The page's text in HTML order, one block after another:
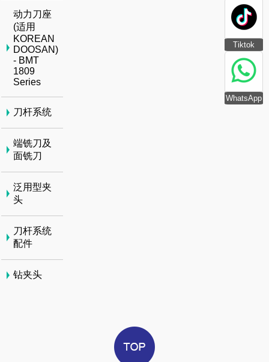
Tiktok
WhatsApp
动力刀座
(适用
KOREAN
DOOSAN)
- BMT
1809
Series
刀杆系统
端铣刀及
面铣刀
泛用型夹
头
刀杆系统
配件
钻夹头